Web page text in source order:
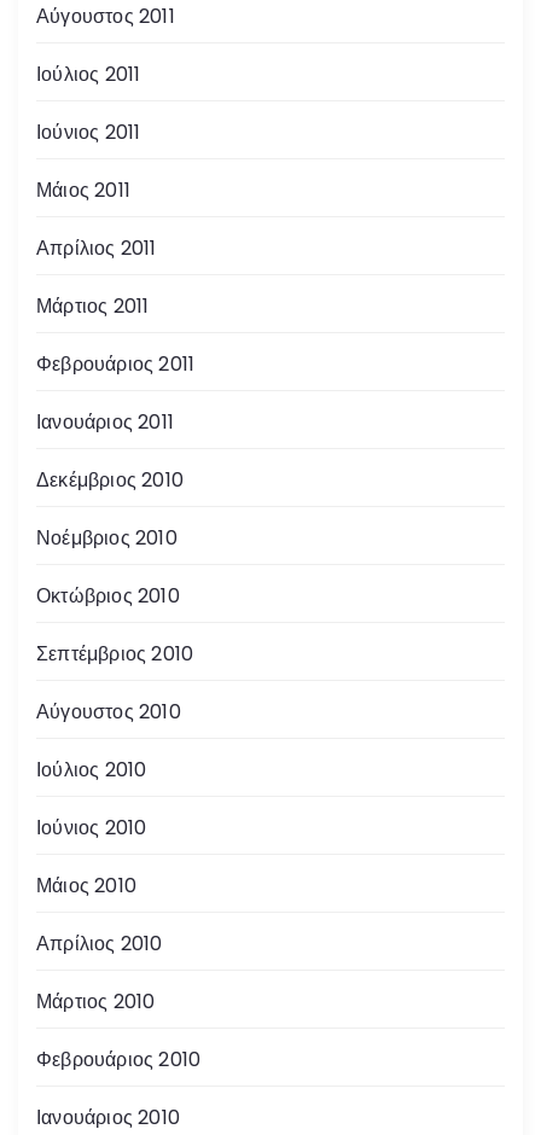
Αύγουστος 2011
Ιούλιος 2011
Ιούνιος 2011
Μάιος 2011
Απρίλιος 2011
Μάρτιος 2011
Φεβρουάριος 2011
Ιανουάριος 2011
Δεκέμβριος 2010
Νοέμβριος 2010
Οκτώβριος 2010
Σεπτέμβριος 2010
Αύγουστος 2010
Ιούλιος 2010
Ιούνιος 2010
Μάιος 2010
Απρίλιος 2010
Μάρτιος 2010
Φεβρουάριος 2010
Ιανουάριος 2010